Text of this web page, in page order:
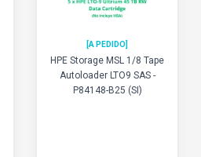
[A PEDIDO]
HPE Storage MSL 1/8 Tape
Autoloader LTO9 SAS -
P84148-B25 (SI)